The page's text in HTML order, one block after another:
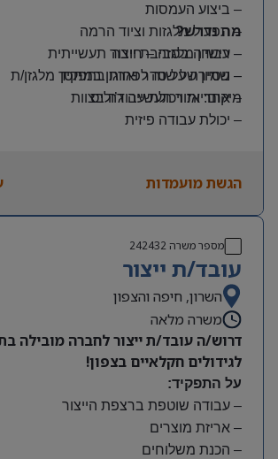
– ביצוע העמסות
– תפעול מלגזות וציוד הרמה
– עבודה בסביבת ייצור תעשייתית
– שמירה על סדר וארגון במחסן
מה נדרש?
– רישיון מלגזה – חובה
– ניסיון של שנה לפחות בתפקיד מלגזן/ת
– אחריות ויכולת עבודה בצוות
– יכולת עבודה פיזית
משמרות:
שעות נוספות לפי צורך
תנאים:
סיבוס
קרן השתלמות
מיקום: אזור תעשייה ג’וליס
הגשת מועמדות
מספר משרה 242432
עובד/ת ייצור
השרון, חיפה והצפון
משרה מלאה
דרוש/ה עובד/ת ייצור לחברה מובילה
לגידולים חקלאיים בצפון!
על התפקיד:
– עבודה שוטפת ברצפת הייצור
– אריזת מוצרים
– הכנת משלוחים